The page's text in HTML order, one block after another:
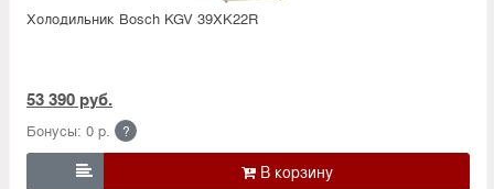
Холодильник Bosсh KGV 39XK22R
53 390 руб.
Бонусы: 0 р. ?
